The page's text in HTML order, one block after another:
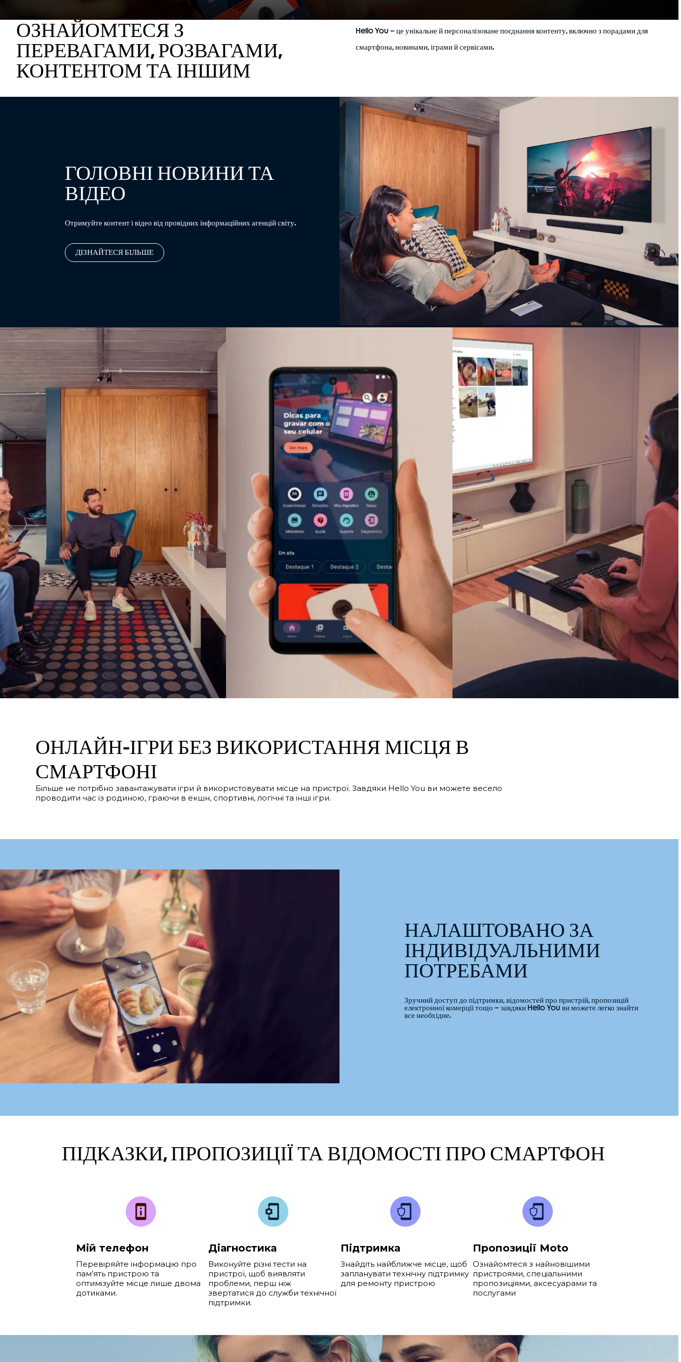
ОЗНАЙОМТЕСЯ З
ПЕРЕВАГАМИ, РОЗВАГАМИ,
КОНТЕНТОМ ТА ІНШИМ
Hello You – це унікальне й персоналізоване поєднання контенту, включно з порадами для
смартфона, новинами, іграми й сервісами.
ГОЛОВНІ НОВИНИ ТА
ВІДЕО
Отримуйте контент і відео від провідних інформаційних агенцій світу.
ДІЗНАЙТЕСЯ БІЛЬШЕ
ОНЛАЙН-ІГРИ БЕЗ ВИКОРИСТАННЯ МІСЦЯ В
СМАРТФОНІ
Більше не потрібно завантажувати ігри й використовувати місце на пристрої. Завдяки Hello You ви можете весело
проводити час із родиною, граючи в екшн, спортивні, логічні та інші ігри.
НАЛАШТОВАНО ЗА
ІНДИВІДУАЛЬНИМИ
ПОТРЕБАМИ
Зручний доступ до підтримки, відомостей про пристрій, пропозицій
електронної комерції тощо – завдяки Hello You ви можете легко знайти
все необхідне.
ПІДКАЗКИ, ПРОПОЗИЦІЇ ТА ВІДОМОСТІ ПРО СМАРТФОН
Мій телефон
Перевіряйте інформацію про
пам’ять пристрою та
оптимізуйте місце лише двома
дотиками.
Діагностика
Виконуйте різні тести на
пристрої, щоб виявляти
проблеми, перш ніж
звертатися до служби технічної
підтримки.
Підтримка
Знайдіть найближче місце, щоб
запланувати технічну підтримку
для ремонту пристрою
Пропозиції Moto
Ознайомтеся з найновішими
пристроями, спеціальними
пропозиціями, аксесуарами та
послугами